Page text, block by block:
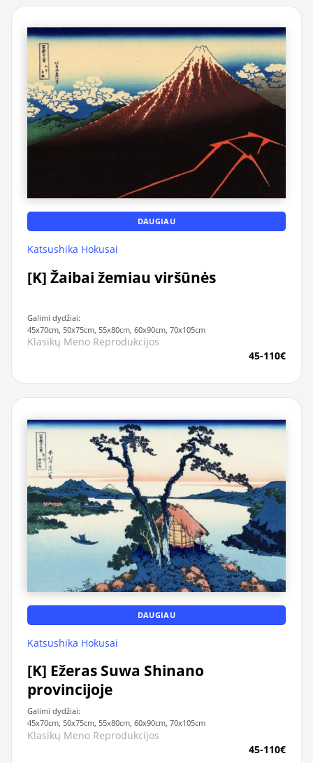
DAUGIAU
Katsushika Hokusai
[K] Žaibai žemiau viršūnės
Galimi dydžiai:
45x70cm, 50x75cm, 55x80cm, 60x90cm, 70x105cm
Klasikų Meno Reprodukcijos
45-110€
DAUGIAU
Katsushika Hokusai
[K] Ežeras Suwa Shinano
provincijoje
Galimi dydžiai:
45x70cm, 50x75cm, 55x80cm, 60x90cm, 70x105cm
Klasikų Meno Reprodukcijos
45-110€